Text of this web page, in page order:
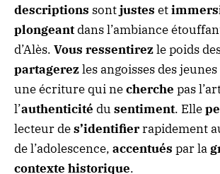
descriptions sontjustes et
plongeantdans l’ambiance
d’Alès. Vous ressentirezle poids
partagerezles angoisses des jeunes
une écriture qui necherche pas
l’authenticité du sentiment. Elle
lecteur des’identifierrapidement
de l’adolescence, accentués par la
contexte historique.